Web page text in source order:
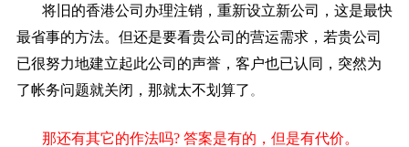
将旧的香港公司办理注销，重新设立新公司，这是最快
最省事的方法。但还是要看贵公司的营运需求，若贵公司
已很努力地建立起此公司的声誉，客户也已认同，突然为
了帐务问题就关闭，那就太不划算了 。
那还有其它的作法吗? 答案是有的，但是有代价。